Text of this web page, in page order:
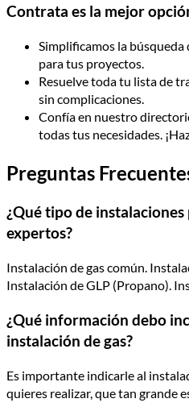
Contrata es la mejor
Simplificamos la
para tus proyectos.
Resuelve toda tu lista de
sin complicaciones.
Confía en nuestro
todas tus necesidades.
Preguntas
¿Qué tipo de
expertos?
Instalación de gas común.
Instalación de GLP (Propano).
¿Qué información debo
instalación de gas?
Es importante indicarle al
quieres realizar, que tan grande